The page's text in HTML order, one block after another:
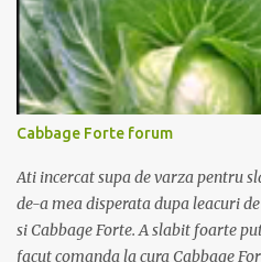
excursie la o super-fermă din
șanse de câștig. Câștigători si
www.paulapudding.ro.
Cabbage Forte forum
Ati incercat supa de varza pentru
de-a mea disperata dupa leacuri
si Cabbage Forte. A slabit foarte
facut comanda la cura Cabbage